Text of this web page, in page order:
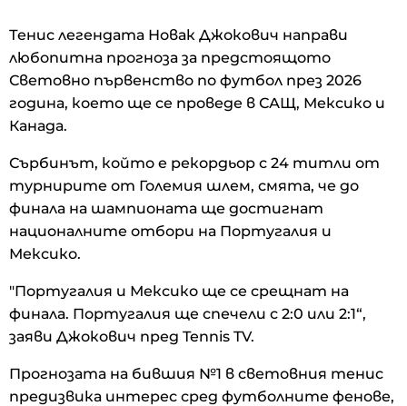
Тенис легендата Новак Джокович направи
любопитна прогноза за предстоящото
Световно първенство по футбол през 2026
година, което ще се проведе в САЩ, Мексико и
Канада.
Сърбинът, който е рекордьор с 24 титли от
турнирите от Големия шлем, смята, че до
финала на шампионата ще достигнат
националните отбори на Португалия и
Мексико.
"Португалия и Мексико ще се срещнат на
финала. Португалия ще спечели с 2:0 или 2:1“,
заяви Джокович пред Tennis TV.
Прогнозата на бившия №1 в световния тенис
предизвика интерес сред футболните фенове,